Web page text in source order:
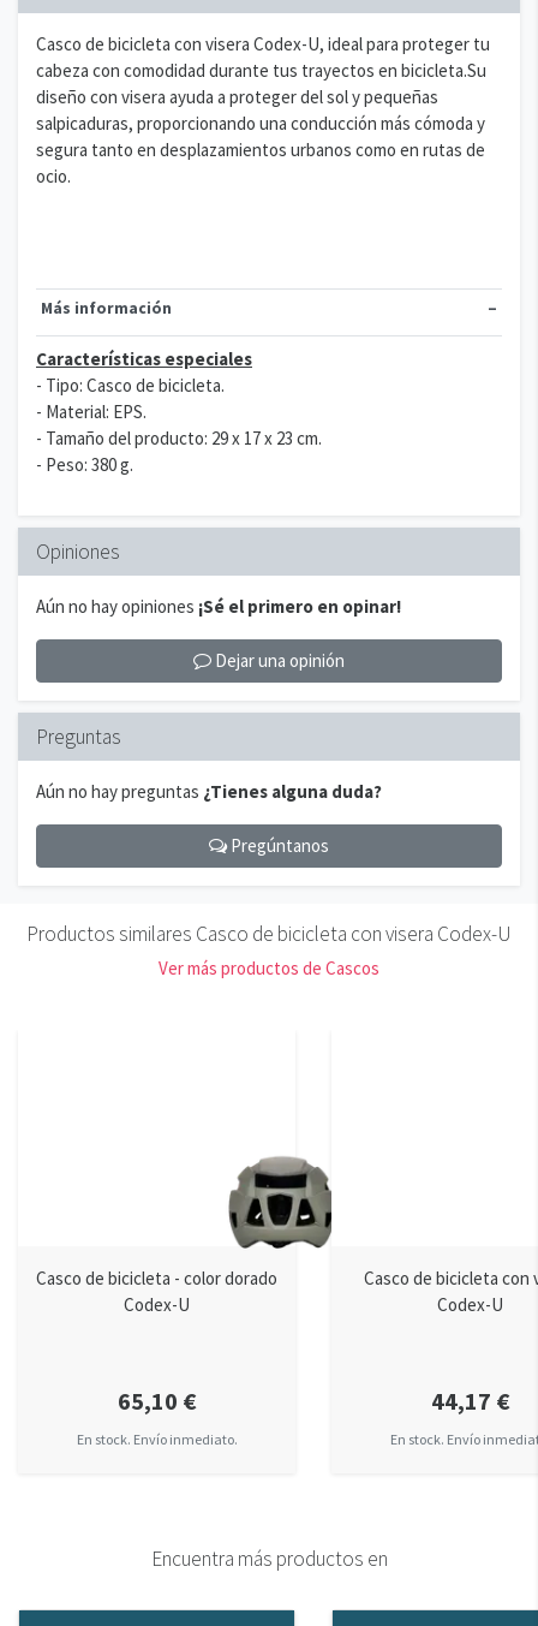
Casco de bicicleta con visera Codex-U, ideal para proteger tu
cabeza con comodidad durante tus trayectos en bicicleta.Su
diseño con visera ayuda a proteger del sol y pequeñas
salpicaduras, proporcionando una conducción más cómoda y
segura tanto en desplazamientos urbanos como en rutas de
ocio.
Más información
Características especiales
- Tipo: Casco de bicicleta.
- Material: EPS.
- Tamaño del producto: 29 x 17 x 23 cm.
- Peso: 380 g.
Opiniones
Aún no hay opiniones ¡Sé el primero en opinar!
Dejar una opinión
Preguntas
Aún no hay preguntas ¿Tienes alguna duda?
Pregúntanos
Productos similares Casco de bicicleta con visera Codex-U
Ver más productos de Cascos
Casco de bicicleta - color dorado
Codex-U
65,10 €
En stock. Envío inmediato.
Casco de bicicleta con
Codex-U
44,17 €
En stock. Envío
Encuentra más productos en